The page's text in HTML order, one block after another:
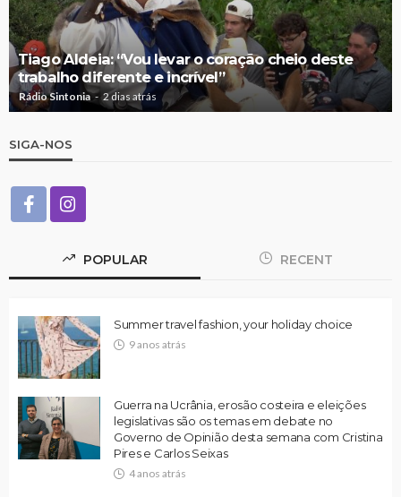
Tiago Aldeia: “Vou levar o coração cheio deste
trabalho diferente e incrível”
Rádio Sintonia 2 dias atrás
SIGA-NOS
POPULAR RECENT
Summer travel fashion, your holiday choice
9 anos atrás
Guerra na Ucrânia, erosão costeira e eleições
legislativas são os temas em debate no
Governo de Opinião desta semana com Cristina
Pires e Carlos Seixas
4 anos atrás